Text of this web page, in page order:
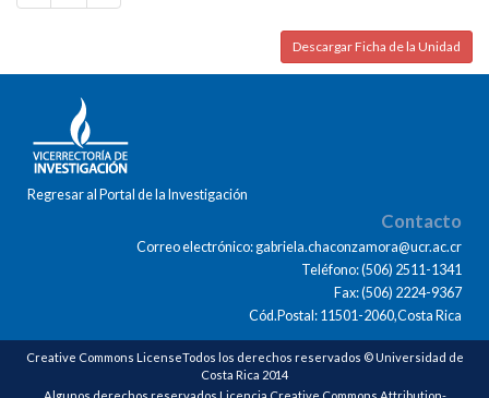
Descargar Ficha de la Unidad
Regresar al Portal de la Investigación
Contacto
Correo electrónico: gabriela.chaconzamora@ucr.ac.cr
Teléfono: (506) 2511-1341
Fax: (506) 2224-9367
Cód.Postal: 11501-2060,Costa Rica
Creative Commons LicenseTodos los derechos reservados © Universidad de
Costa Rica 2014